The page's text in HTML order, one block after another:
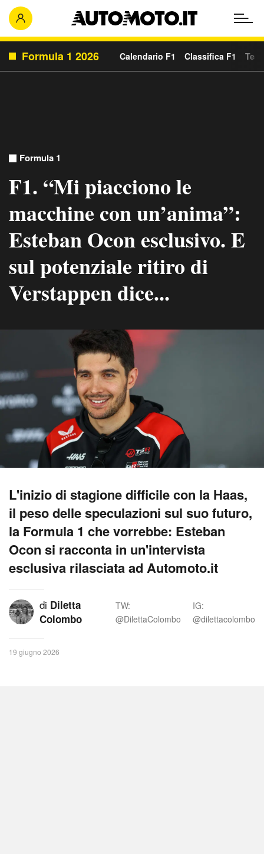
Formula 1 2026 Calendario F1 Classifica F1
Formula 1
F1. “Mi piacciono le
macchine con un’anima”:
Esteban Ocon esclusivo. E
sul potenziale ritiro di
Verstappen dice...
L'inizio di stagione difficile con la Haas,
il peso delle speculazioni sul suo futuro,
la Formula 1 che vorrebbe: Esteban
Ocon si racconta in un'intervista
esclusiva rilasciata ad Automoto.it
di Diletta
Colombo
TW:
@DilettaColombo
IG:
@dilettacolombo
19 giugno 2026